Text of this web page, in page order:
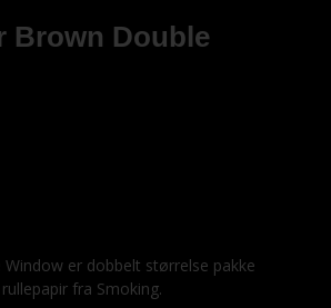
Brown Double
er dobbelt størrelse pakke
fra Smoking.